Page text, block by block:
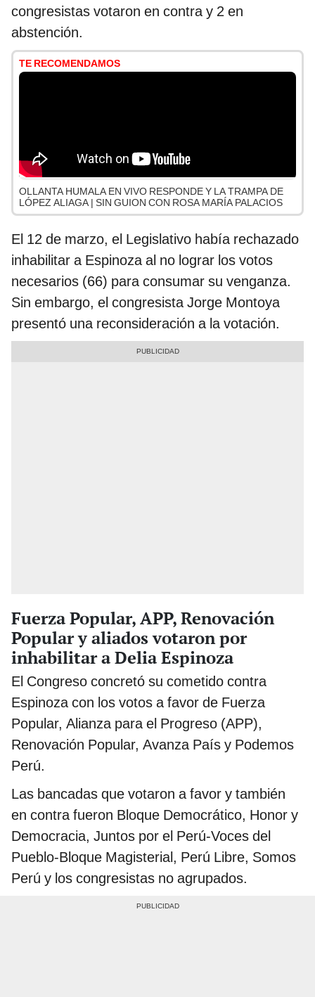
congresistas votaron en contra y 2 en
abstención.
TE RECOMENDAMOS
OLLANTA HUMALA EN VIVO RESPONDE Y LA TRAMPA DE
LÓPEZ ALIAGA | SIN GUION CON ROSA MARÍA PALACIOS
El 12 de marzo, el Legislativo había rechazado
inhabilitar a Espinoza al no lograr los votos
necesarios (66) para consumar su venganza.
Sin embargo, el congresista Jorge Montoya
presentó una reconsideración a la votación.
Fuerza Popular, APP, Renovación
Popular y aliados votaron por
inhabilitar a Delia Espinoza
El Congreso concretó su cometido contra
Espinoza con los votos a favor de Fuerza
Popular, Alianza para el Progreso (APP),
Renovación Popular, Avanza País y Podemos
Perú.
Las bancadas que votaron a favor y también
en contra fueron Bloque Democrático, Honor y
Democracia, Juntos por el Perú-Voces del
Pueblo-Bloque Magisterial, Perú Libre, Somos
Perú y los congresistas no agrupados.